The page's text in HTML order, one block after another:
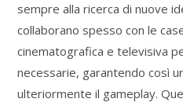
sempre alla ricerca di nuove
collaborano spesso con le
cinematografica e televisiva
necessarie, garantendo così
ulteriormente il gameplay.